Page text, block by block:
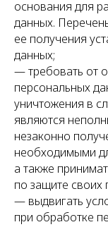
основания для
данных.
ее получения
данных;
— требовать от
персональных
уничтожения в
являются
незаконно
необходимыми
а также
по защите своих
— выдвигать
при обработке